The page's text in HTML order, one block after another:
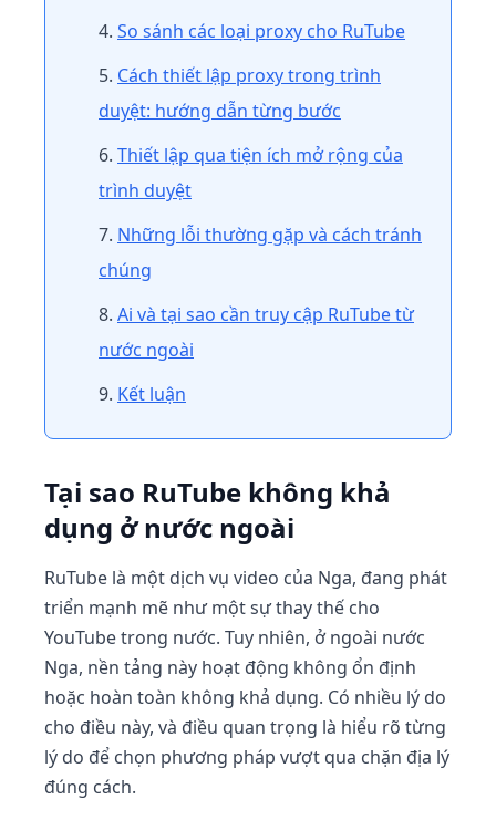
So sánh các loại proxy cho RuTube
Cách thiết lập proxy trong trình
duyệt: hướng dẫn từng bước
Thiết lập qua tiện ích mở rộng của
trình duyệt
Những lỗi thường gặp và cách tránh
chúng
Ai và tại sao cần truy cập RuTube từ
nước ngoài
Kết luận
Tại sao RuTube không khả
dụng ở nước ngoài
RuTube là một dịch vụ video của Nga, đang phát
triển mạnh mẽ như một sự thay thế cho
YouTube trong nước. Tuy nhiên, ở ngoài nước
Nga, nền tảng này hoạt động không ổn định
hoặc hoàn toàn không khả dụng. Có nhiều lý do
cho điều này, và điều quan trọng là hiểu rõ từng
lý do để chọn phương pháp vượt qua chặn địa lý
đúng cách.